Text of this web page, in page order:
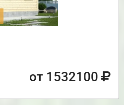
от 1532100